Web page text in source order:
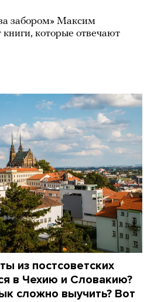
забором» Максим
книги, которые отвечают
из постсоветских
в Чехию и Словакию?
сложно выучить? Вот